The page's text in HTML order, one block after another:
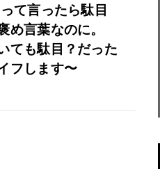
て言ったら駄目
め言葉なのに。
ても駄目？だった
フします〜